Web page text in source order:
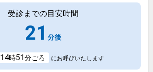
受診までの目安時間
21 分後
14時51分ごろ にお呼びいたします